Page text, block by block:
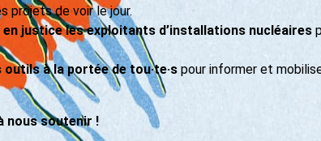
projets de voir le jour.
justice les exploitants d’installations nucléaires
à la portée de tou·te·s pour informer et
nous soutenir !